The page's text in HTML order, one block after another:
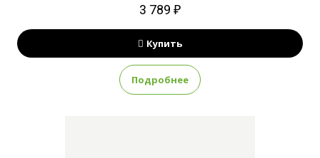
3 789 ₽
Купить
Подробнее